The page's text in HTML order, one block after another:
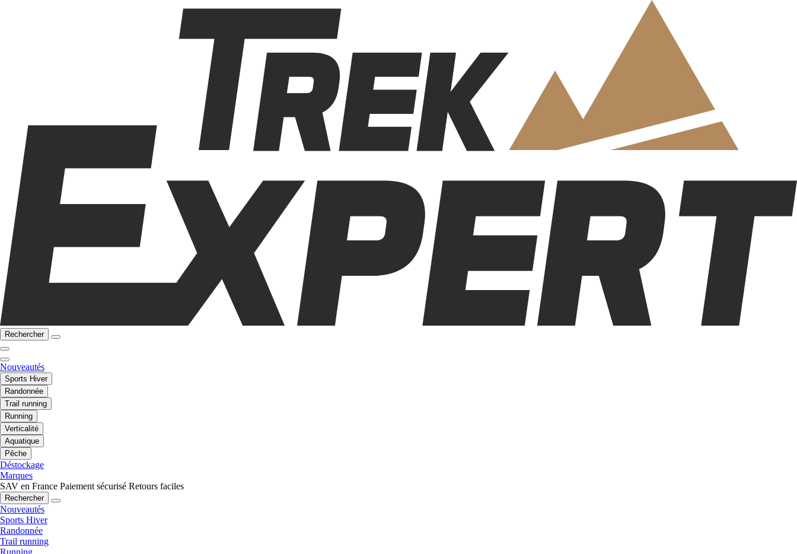
Rechercher
Nouveautés
Sports Hiver
Randonnée
Trail running
Running
Verticalité
Aquatique
Pêche
Déstockage
Marques
SAV en France Paiement sécurisé Retours faciles
Rechercher
Nouveautés
Sports Hiver
Randonnée
Trail running
Running